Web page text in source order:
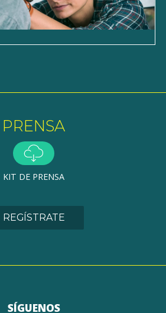
PRENSA
KIT DE PRENSA
REGÍSTRATE
SÍGUENOS